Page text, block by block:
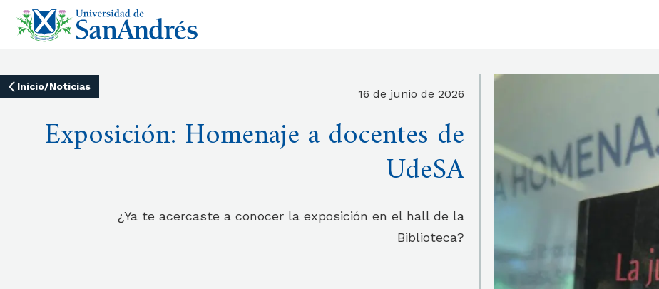
Inicio/Noticias
16 de junio de 2026
Exposición: Homenaje a docentes de
UdeSA
¿Ya te acercaste a conocer la exposición en el hall de la
Biblioteca?